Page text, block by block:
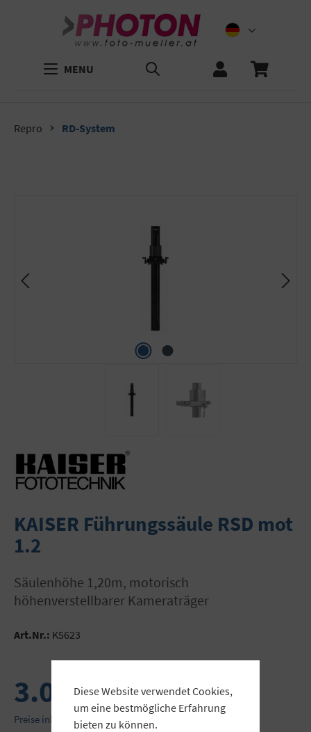
MENU
Repro RD-System
KAISER Führungssäule RSD mot
1.2
Säulenhöhe 1,20m, motorisch
höhenverstellbarer Kameraträger
Art.Nr.: K5623
3.099,00 €
Preise inkl. MwSt. zzgl. Versandkosten
Diese Website verwendet Cookies,
um eine bestmögliche Erfahrung
bieten zu können.